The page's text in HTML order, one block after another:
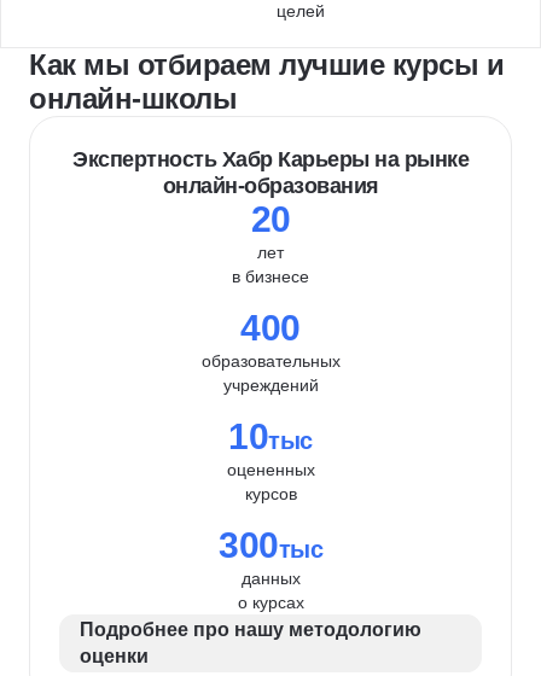
целей
Как мы отбираем лучшие курсы и
онлайн-школы
Экспертность Хабр Карьеры на рынке
онлайн-образования
20
лет
в бизнесе
400
образовательных
учреждений
10тыс
оцененных
курсов
300тыс
данных
о курсах
Подробнее про нашу методологию
оценки